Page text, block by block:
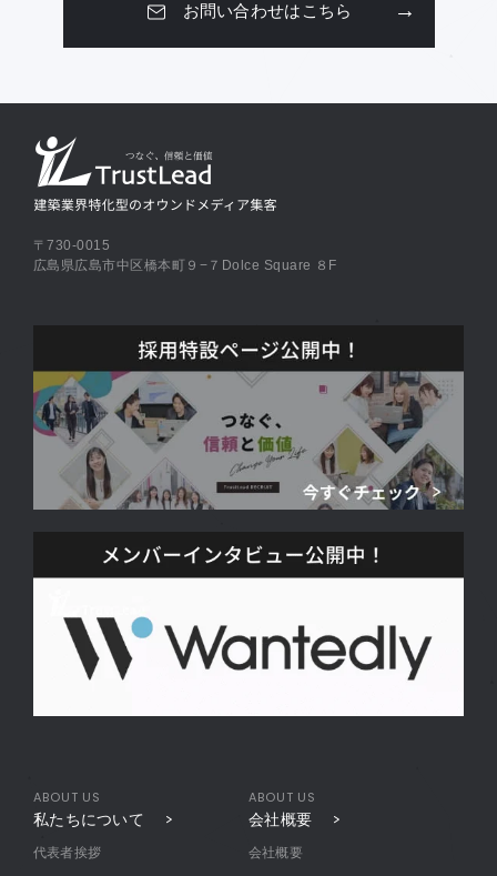
お問い合わせはこちら
〒730-0015
広島県広島市中区橋本町９−７Dolce Square ８F
ABOUT US
私たちについて
代表者挨拶
ABOUT US
会社概要
会社概要